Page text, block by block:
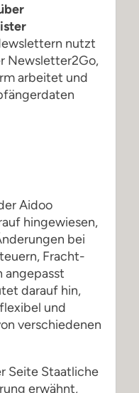
nutzt
Newsletter2Go,
arbeitet und
Aidoo
hingewiesen,
bei
Fracht-
angepasst
darauf hin,
und
verschiedenen
Seite Staatliche
erwähnt,